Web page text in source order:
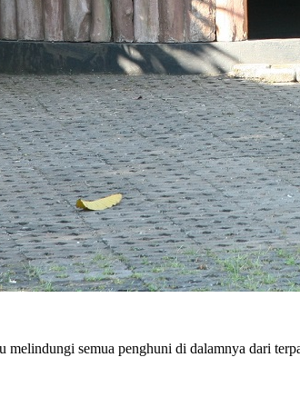
melindungi semua penghuni di dalamnya dari